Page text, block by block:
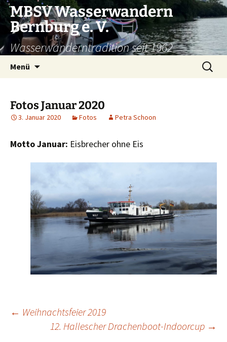
Zum
Inhalt
springen
MBSV Wasserwandern
Bernburg e. V.
Wasserwanderntradition seit 1962
Menü
Suchen
nach:
Fotos Januar 2020
3. Januar 2020 Fotos Petra Schoon
Motto Januar: Eisbrecher ohne Eis
Beitragsnavigation
← Weihnachtsfeier 2019
12. Hallescher Drachenboot-Indoorcup →